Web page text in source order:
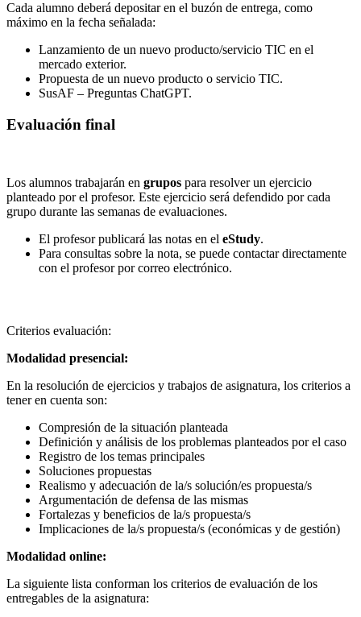
Cada alumno deberá depositar en el buzón de entrega, como
máximo en la fecha señalada:
Lanzamiento de un nuevo producto/servicio TIC en el
mercado exterior.
Propuesta de un nuevo producto o servicio TIC.
SusAF – Preguntas ChatGPT.
Evaluación final
Los alumnos trabajarán en grupos para resolver un ejercicio
planteado por el profesor. Este ejercicio será defendido por cada
grupo durante las semanas de evaluaciones.
El profesor publicará las notas en el eStudy.
Para consultas sobre la nota, se puede contactar directamente
con el profesor por correo electrónico.
Criterios evaluación:
Modalidad presencial:
En la resolución de ejercicios y trabajos de asignatura, los criterios a
tener en cuenta son:
Compresión de la situación planteada
Definición y análisis de los problemas planteados por el caso
Registro de los temas principales
Soluciones propuestas
Realismo y adecuación de la/s solución/es propuesta/s
Argumentación de defensa de las mismas
Fortalezas y beneficios de la/s propuesta/s
Implicaciones de la/s propuesta/s (económicas y de gestión)
Modalidad online:
La siguiente lista conforman los criterios de evaluación de los
entregables de la asignatura: